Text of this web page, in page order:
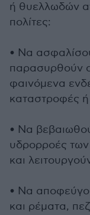
ή θυελλωδών
πολίτες:
• Να
παρασυρθούν
φαινόμενα
καταστροφές
• Να
υδρορροές των
και
• Να
και ρέματα,